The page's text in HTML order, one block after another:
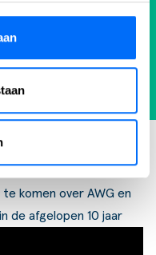
komen over AWG en
de afgelopen 10 jaar